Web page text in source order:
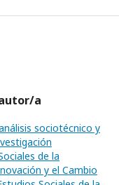
a
sociotécnico y
de la
y el Cambio